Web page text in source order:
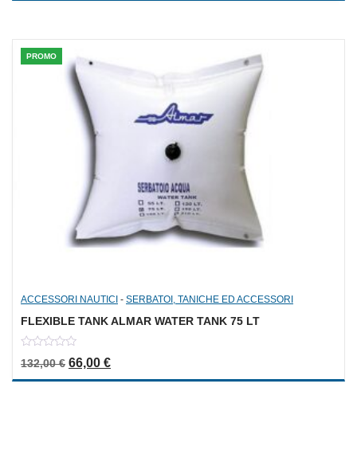
PROMO
ACCESSORI NAUTICI - SERBATOI, TANICHE ED ACCESSORI
FLEXIBLE TANK ALMAR WATER TANK 75 LT
out
of
132,00€ Il prezzo originale era: 132,00 €.
66,00 €Il prezzo attuale è: 66,00 €.